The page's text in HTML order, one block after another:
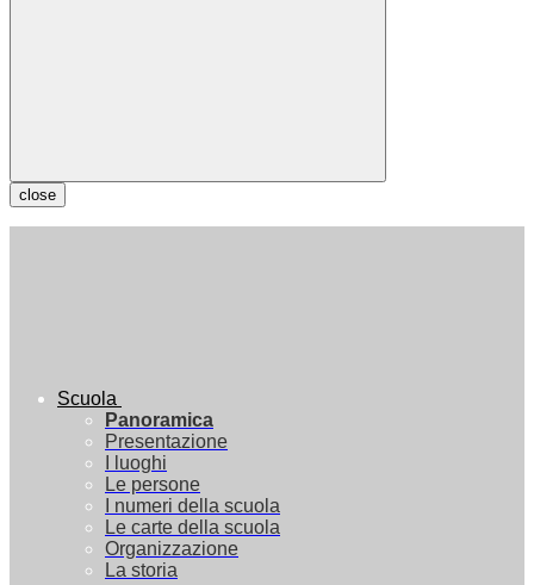
close
Scuola
Panoramica
Presentazione
I luoghi
Le persone
I numeri della scuola
Le carte della scuola
Organizzazione
La storia